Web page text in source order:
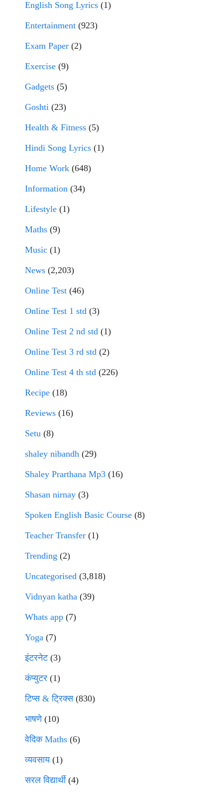
English Song Lyrics (1)
Entertainment (923)
Exam Paper (2)
Exercise (9)
Gadgets (5)
Goshti (23)
Health & Fitness (5)
Hindi Song Lyrics (1)
Home Work (648)
Information (34)
Lifestyle (1)
Maths (9)
Music (1)
News (2,203)
Online Test (46)
Online Test 1 std (3)
Online Test 2 nd std (1)
Online Test 3 rd std (2)
Online Test 4 th std (226)
Recipe (18)
Reviews (16)
Setu (8)
shaley nibandh (29)
Shaley Prarthana Mp3 (16)
Shasan nirnay (3)
Spoken English Basic Course (8)
Teacher Transfer (1)
Trending (2)
Uncategorised (3,818)
Vidnyan katha (39)
Whats app (7)
Yoga (7)
इंटरनेट(3)
कंप्युटर (1)
टिप्स & ट्रिक्स(830)
भाषणे(10)
वेदिक Maths (6)
व्यवसाय(1)
सरल विद्यार्थी(4)